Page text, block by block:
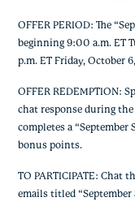
OFFER PERIOD: The
beginning 9:00 a.m. ET
p.m. ET Friday, October
OFFER REDEMPTION:
chat response during
completes a “September
bonus points.
TO PARTICIPATE: Chat
emails titled